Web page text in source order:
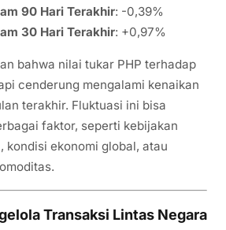
90 Hari Terakhir: -0,39%
30 Hari Terakhir: +0,97%
bahwa nilai tukar PHP terhadap
cenderung mengalami kenaikan
terakhir. Fluktuasi ini bisa
faktor, seperti kebijakan
kondisi ekonomi global, atau
Transaksi Lintas Negara